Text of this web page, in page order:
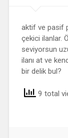
aktif ve pasif
çekici ilanlar.
seviyorsun
ilanı at ve
bir delik bul?
9 total